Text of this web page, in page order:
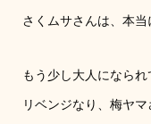
さくムサさんは、本
もう少し大人になられ
リベンジなり、梅ヤ